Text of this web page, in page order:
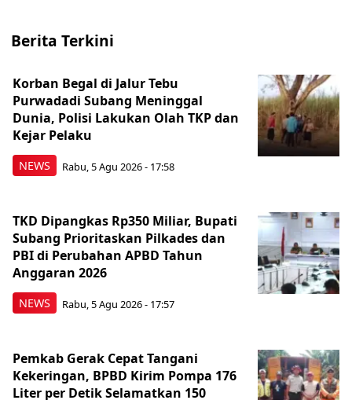
Berita Terkini
NEWS
Korban Begal di Jalur Tebu
Purwadadi Subang Meninggal
Dunia, Polisi Lakukan Olah TKP dan
Kejar Pelaku
Rabu, 5 Agu 2026 - 17:58
NEWS
TKD Dipangkas Rp350 Miliar, Bupati
Subang Prioritaskan Pilkades dan
PBI di Perubahan APBD Tahun
Anggaran 2026
Rabu, 5 Agu 2026 - 17:57
Pemkab Gerak Cepat Tangani
Kekeringan, BPBD Kirim Pompa 176
Liter per Detik Selamatkan 150